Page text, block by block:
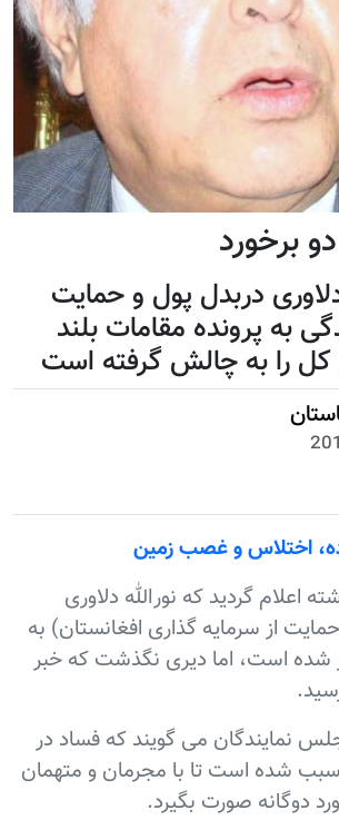
برخورد
دلاوری دربدل پول و حمایت
به پرونده مقامات بلند
کل را به چالش گرفته است
اختلاس و غصب زمين
اعلام گردید که نورالله دلاوری
از سرمایه گذاری افغانستان) به
شده است، اما دیری نگذشت که خبر
نمایندگان می گویند که فساد در
سبب شده است تا با مجرمان و متهمان
دوگانه صورت بگیرد.